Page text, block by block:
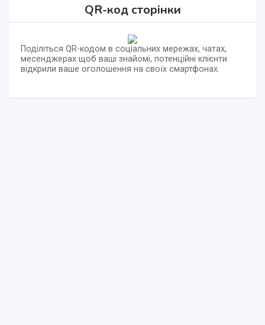
QR-код сторінки
Поділіться QR-кодом в соціальних мережах, чатах,
месенджерах щоб ваші знайомі, потенційні клієнти
відкрили ваше оголошення на своїх смартфонах.